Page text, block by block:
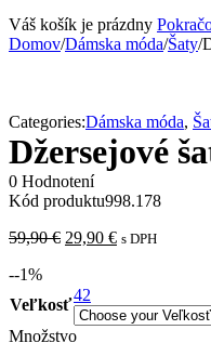
Váš košík je prázdny
Domov/Dámska móda/Šaty/
Categories:Dámska móda,
Džersejové
0 Hodnotení
Kód produktu998.178
59,90€ Pôvodná
59,90 €.
29,90 €Aktuálna
s DPH
--1%
Veľkosť
42
Množstvo